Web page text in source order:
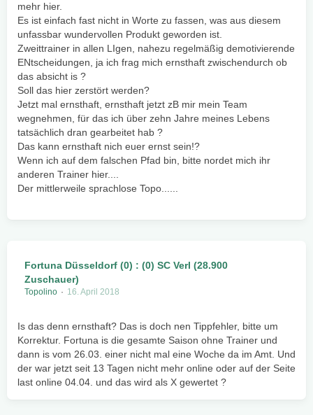
mehr hier.
Es ist einfach fast nicht in Worte zu fassen, was aus diesem
unfassbar wundervollen Produkt geworden ist.
Zweittrainer in allen LIgen, nahezu regelmäßig demotivierende
ENtscheidungen, ja ich frag mich ernsthaft zwischendurch ob
das absicht is ?
Soll das hier zerstört werden?
Jetzt mal ernsthaft, ernsthaft jetzt zB mir mein Team
wegnehmen, für das ich über zehn Jahre meines Lebens
tatsächlich dran gearbeitet hab ?
Das kann ernsthaft nich euer ernst sein!?
Wenn ich auf dem falschen Pfad bin, bitte nordet mich ihr
anderen Trainer hier....
Der mittlerweile sprachlose Topo......
Fortuna Düsseldorf (0) : (0) SC Verl (28.900
Zuschauer)
Topolino 16. April 2018
Is das denn ernsthaft? Das is doch nen Tippfehler, bitte um
Korrektur. Fortuna is die gesamte Saison ohne Trainer und
dann is vom 26.03. einer nicht mal eine Woche da im Amt. Und
der war jetzt seit 13 Tagen nicht mehr online oder auf der Seite
last online 04.04. und das wird als X gewertet ?